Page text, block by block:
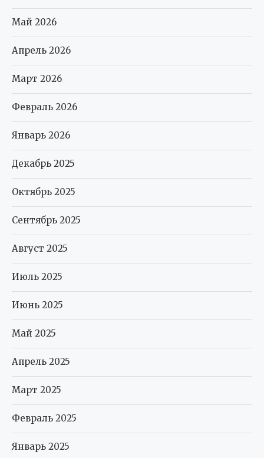
Май 2026
Апрель 2026
Март 2026
Февраль 2026
Январь 2026
Декабрь 2025
Октябрь 2025
Сентябрь 2025
Август 2025
Июль 2025
Июнь 2025
Май 2025
Апрель 2025
Март 2025
Февраль 2025
Январь 2025